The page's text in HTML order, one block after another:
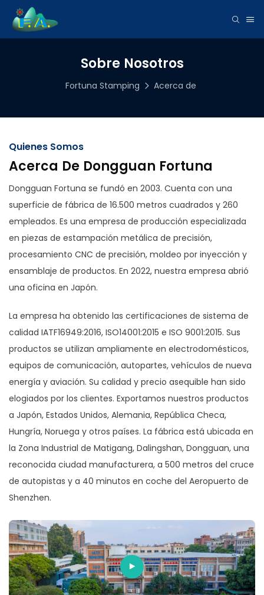
Sobre Nosotros
Fortuna Stamping Acerca de
Quienes Somos
Acerca De Dongguan Fortuna
Dongguan Fortuna se fundó en 2003. Cuenta con una
superficie de fábrica de 16.500 metros cuadrados y 260
empleados. Es una empresa de producción especializada
en piezas de estampación metálica de precisión,
procesamiento CNC de precisión, moldeo por inyección y
ensamblaje de productos. En 2022, nuestra empresa abrió
una oficina en Japón.
La empresa ha obtenido las certificaciones de sistema de
calidad IATF16949:2016, ISO14001:2015 e ISO 9001:2015. Sus
productos se utilizan ampliamente en electrodomésticos,
equipos de comunicación, autopartes, vehículos de nueva
energía y aviación. Su calidad y precio asequible han sido
elogiados por los clientes. Exportamos nuestros productos
a Japón, Estados Unidos, Alemania, República Checa,
Hungría, Noruega y otros países. La fábrica está ubicada en
la Zona Industrial de Matigang, Dalingshan, Dongguan, una
reconocida ciudad manufacturera, a 500 metros del cruce
de autopistas y a 40 minutos en coche del Aeropuerto de
Shenzhen.